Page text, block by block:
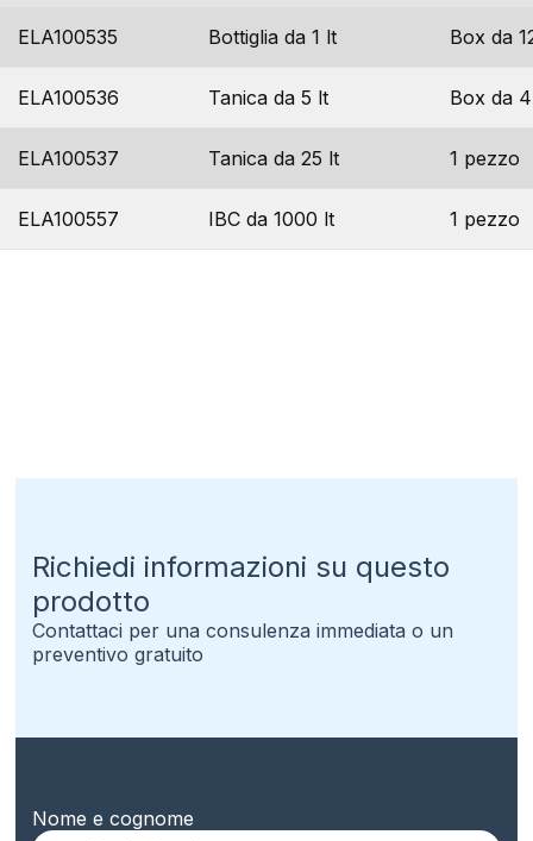
ELA100535 Bottiglia da 1 lt Box da
ELA100536 Tanica da 5 lt Box da
ELA100537 Tanica da 25 lt 1 pezzo
ELA100557 IBC da 1000 lt 1 pezzo
Richiedi informazioni su questo
prodotto
Contattaci per una consulenza immediata o un
preventivo gratuito
Nome e cognome